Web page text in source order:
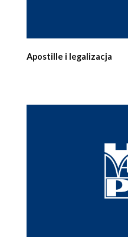
Apostille i legalizacja